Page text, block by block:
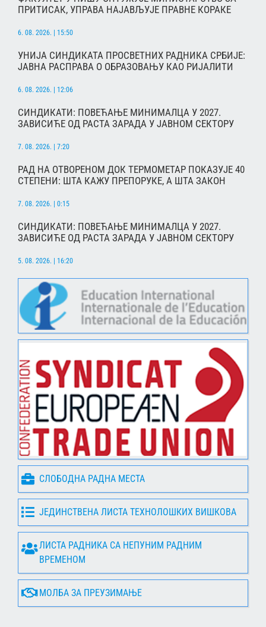
ПРИТИСАК, УПРАВА НАЈАВЉУЈЕ ПРАВНЕ КОРАКЕ
6. 08. 2026. | 15:50
УНИЈА СИНДИКАТА ПРОСВЕТНИХ РАДНИКА СРБИЈЕ:
ЈАВНА РАСПРАВА О ОБРАЗОВАЊУ КАО РИЈАЛИТИ
6. 08. 2026. | 12:06
СИНДИКАТИ: ПОВЕЋАЊЕ МИНИМАЛЦА У 2027.
ЗАВИСИЋЕ ОД РАСТА ЗАРАДА У ЈАВНОМ СЕКТОРУ
7. 08. 2026. | 7:20
РАД НА ОТВОРЕНОМ ДОК ТЕРМОМЕТАР ПОКАЗУЈЕ 40
СТЕПЕНИ: ШТА КАЖУ ПРЕПОРУКЕ, А ШТА ЗАКОН
7. 08. 2026. | 0:15
СИНДИКАТИ: ПОВЕЋАЊЕ МИНИМАЛЦА У 2027.
ЗАВИСИЋЕ ОД РАСТА ЗАРАДА У ЈАВНОМ СЕКТОРУ
5. 08. 2026. | 16:20
СЛОБОДНА РАДНА МЕСТА
ЈЕДИНСТВЕНА ЛИСТА ТЕХНОЛОШКИХ ВИШКОВА
ЛИСТА РАДНИКА СА НЕПУНИМ РАДНИМ
ВРЕМЕНОМ
МОЛБА ЗА ПРЕУЗИМАЊЕ